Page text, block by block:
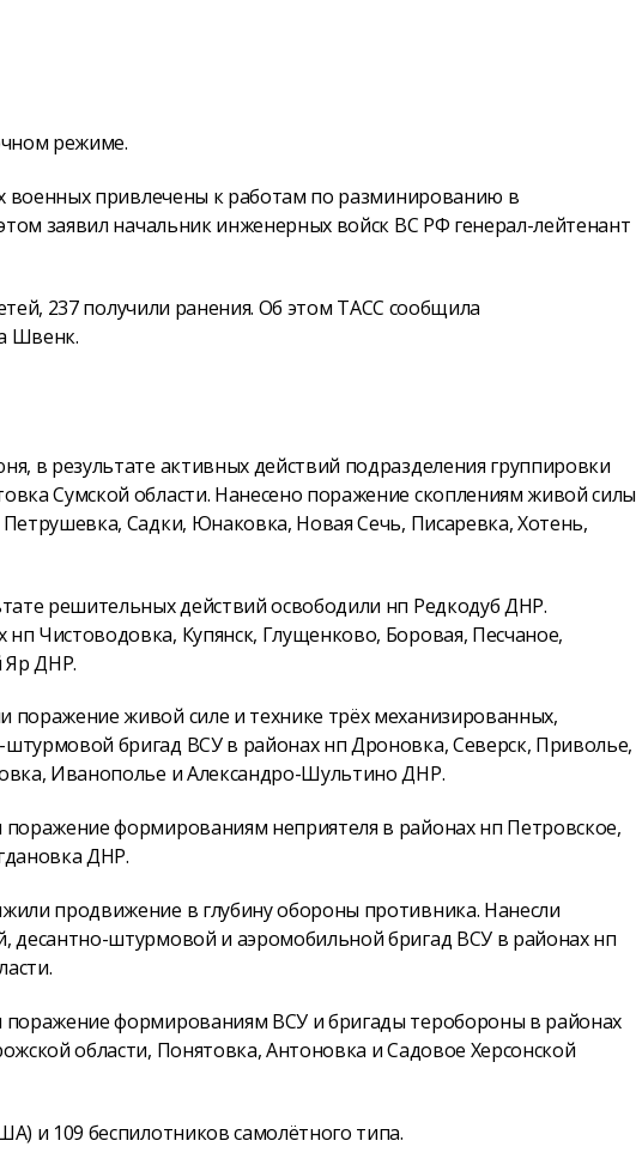
режиме.
военных привлечены к работам по разминированию в
заявил начальник инженерных войск ВС РФ генерал-лейтенант
237 получили ранения. Об этом ТАСС сообщила
Швенк.
в результате активных действий подразделения группировки
Сумской области. Нанесено поражение скоплениям живой силы
Садки, Юнаковка, Новая Сечь, Писаревка, Хотень,
решительных действий освободили нп Редкодуб ДНР.
Чистоводовка, Купянск, Глущенково, Боровая, Песчаное,
Яр ДНР.
живой силе и технике трёх механизированных,
бригад ВСУ в районах нп Дроновка, Северск, Приволье,
Иванополье и Александро-Шультино ДНР.
формированиям неприятеля в районах нп Петровское,
ДНР.
продвижение в глубину обороны противника. Нанесли
десантно-штурмовой и аэромобильной бригад ВСУ в районах нп
поражение формированиям ВСУ и бригады теробороны в районах
области, Понятовка, Антоновка и Садовое Херсонской
и 109 беспилотников самолётного типа.